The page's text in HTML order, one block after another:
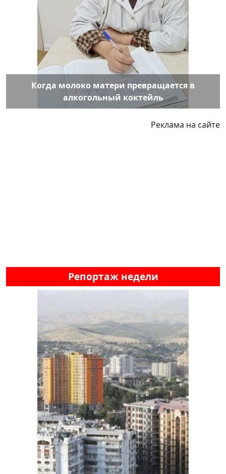
Когда молоко матери превращается в
алкогольный коктейль
Реклама на сайте
Репортаж недели